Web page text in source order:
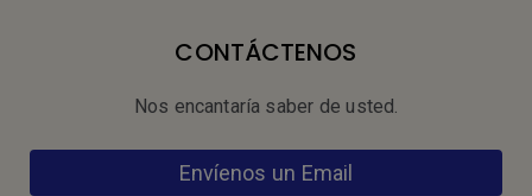
CONTÁCTENOS
Nos encantaría saber de usted.
Envíenos un Email